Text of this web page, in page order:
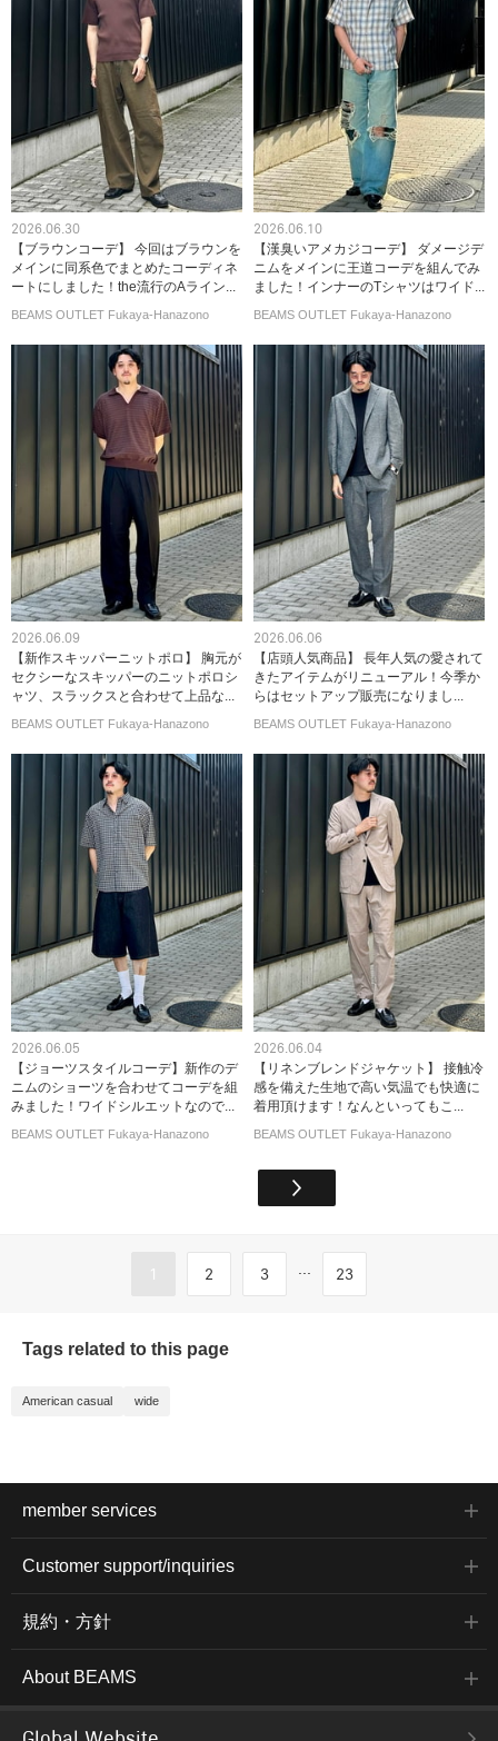
2026.06.30
【ブラウンコーデ】 今回はブラウンを
メインに同系色でまとめたコーディネ
ートにしました！the流行のAライン...
BEAMS OUTLET Fukaya-Hanazono
2026.06.10
【漢臭いアメカジコーデ】 ダメージデ
ニムをメインに王道コーデを組んでみ
ました！インナーのTシャツはワイド...
BEAMS OUTLET Fukaya-Hanazono
2026.06.09
【新作スキッパーニットポロ】 胸元が
セクシーなスキッパーのニットポロシ
ャツ、スラックスと合わせて上品な...
BEAMS OUTLET Fukaya-Hanazono
2026.06.06
【店頭人気商品】 長年人気の愛されて
きたアイテムがリニューアル！今季か
らはセットアップ販売になりまし...
BEAMS OUTLET Fukaya-Hanazono
2026.06.05
【ジョーツスタイルコーデ】新作のデ
ニムのショーツを合わせてコーデを組
みました！ワイドシルエットなので...
BEAMS OUTLET Fukaya-Hanazono
2026.06.04
【リネンブレンドジャケット】 接触冷
感を備えた生地で高い気温でも快適に
着用頂けます！なんといってもこ...
BEAMS OUTLET Fukaya-Hanazono
1 2 3 ... 23
Tags related to this page
American casual wide
member services
Customer support/inquiries
規約・方針
About BEAMS